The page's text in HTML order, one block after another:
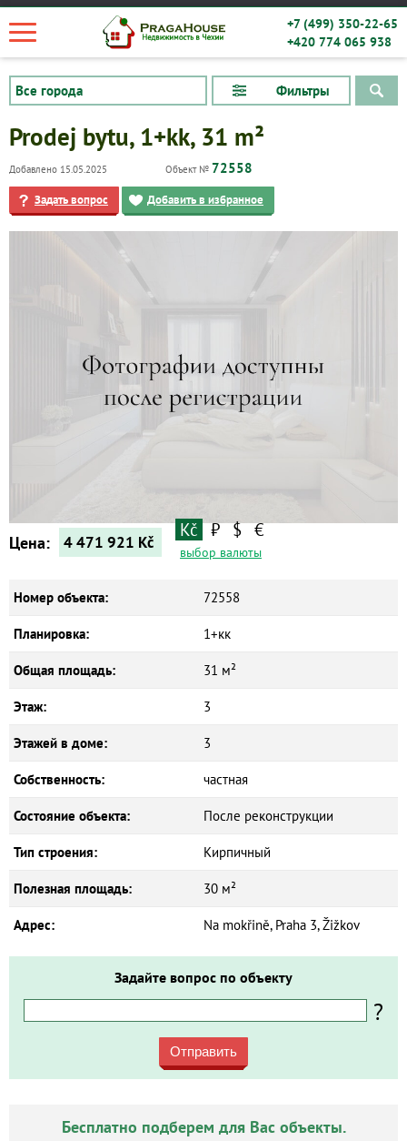
+7 (499) 350-22-65
+420 774 065 938
Фильтры
Prodej bytu, 1+kk, 31 m²
Добавлено 15.05.2025 Объект № 72558
Задать вопрос Добавить в избранное
Цена: 4 471 921 Kč
Kč ₽ $ €
выбор валюты
Номер объекта: 72558
Планировка: 1+кк
Общая площадь: 31 м²
Этаж: 3
Этажей в доме: 3
Собственность: частная
Состояние объекта: После реконструкции
Тип строения: Кирпичный
Полезная площадь: 30 м²
Адрес: Na mokřině, Praha 3, Žižkov
Задайте вопрос по объекту
?
Отправить
Бесплатно подберем для Вас объекты.